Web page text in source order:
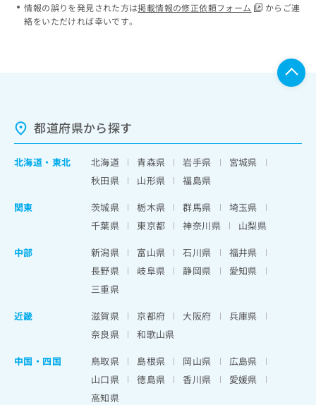
情報の誤りを発見された方は掲載情報の修正依頼フォーム
からご連
絡をいただければ幸いです。
都道府県から探す
北海道 ・ 東北 北海道 青森県 岩手県
宮城県
秋田県
山形県
福島県
関東
茨城県 栃木県 群馬県
埼玉県
千葉県
東京都 神奈川県
山梨県
中部
新潟県 富山県 石川県
福井県
長野県
岐阜県 静岡県
愛知県
三重県
近畿
滋賀県 京都府 大阪府
兵庫県
奈良県
和歌山県
中国・四国
鳥取県 島根県 岡山県
広島県
山口県
徳島県 香川県
愛媛県
高知県